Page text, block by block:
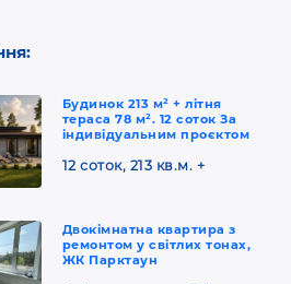
Будинок 213 м² + літня
тераса 78 м². 12 соток За
індивідуальним проєктом
12 соток, 213 кв.м. +
Двокімнатна квартира з
ремонтом у світлих тонах,
ЖК Парктаун